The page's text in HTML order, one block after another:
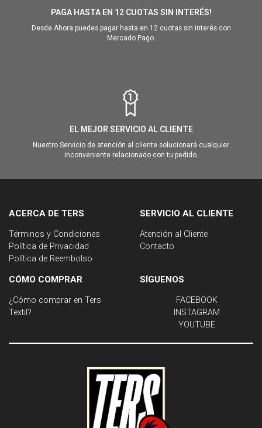
PAGA HASTA EN 12 CUOTAS SIN INTERÉS!
Desde Ahora puedes pagar hasta en 12 cuotas sin interés con
Mercado Pago.
EL MEJOR SERVICIO AL CLIENTE
Nuestro Servicio de atención al cliente solucionará cualquier
inconveniente relacionado con tu pedido.
ACERCA DE TERS
Términos y Condiciones
Política de Privacidad
Política de Reembolso
SERVICIO AL CLIENTE
Atención al Cliente
Contacto
CÓMO COMPRAR
¿Cómo comprar en Ters
Textil?
SÍGUENOS
FACEBOOK
INSTAGRAM
YOUTUBE